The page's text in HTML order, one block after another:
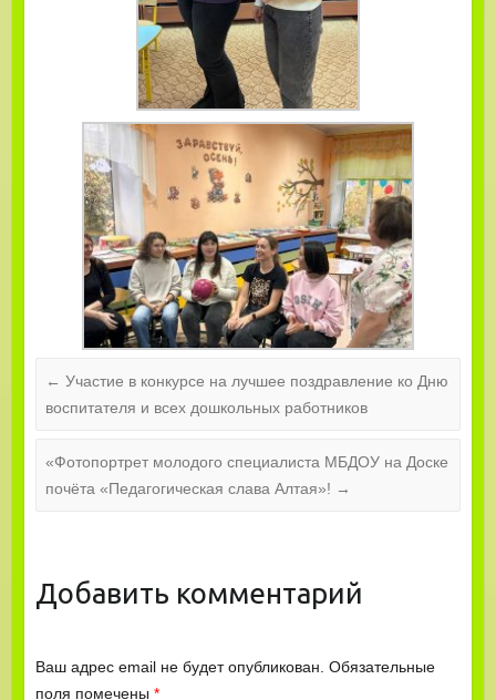
← Участие в конкурсе на лучшее поздравление ко Дню
воспитателя и всех дошкольных работников
«Фотопортрет молодого специалиста МБДОУ на Доске
почёта «Педагогическая слава Алтая»! →
Добавить комментарий
Ваш адрес email не будет опубликован. Обязательные
поля помечены *